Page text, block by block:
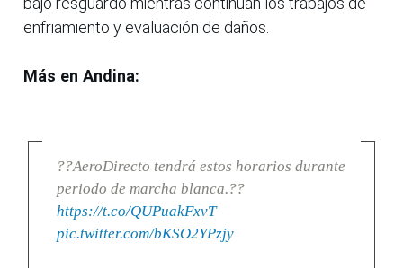
enfriamiento y evaluación de daños.
Más en Andina:
??AeroDirecto tendrá estos horarios durante
periodo de marcha blanca.??
https://t.co/QUPuakFxvT
pic.twitter.com/bKSO2YPzjy